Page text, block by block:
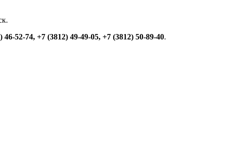
46-52-74, +7 (3812) 49-49-05, +7 (3812) 50-89-40.